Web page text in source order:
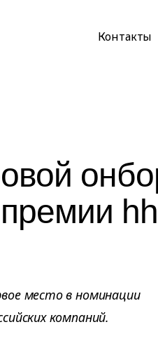
Контакты
место в номинации
компаний.